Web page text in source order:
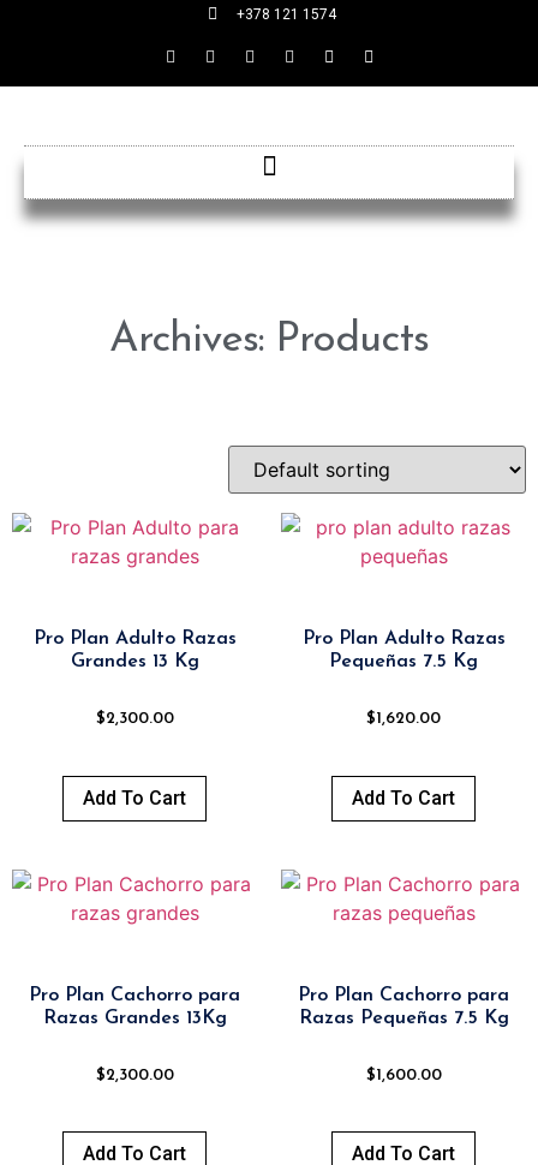
+378 121 1574
Archives: Products
Pro Plan Adulto Razas
Grandes 13 Kg
$2,300.00
Add To Cart
Pro Plan Adulto Razas
Pequeñas 7.5 Kg
$1,620.00
Add To Cart
Pro Plan Cachorro para
Razas Grandes 13Kg
$2,300.00
Add To Cart
Pro Plan Cachorro para
Razas Pequeñas 7.5 Kg
$1,600.00
Add To Cart